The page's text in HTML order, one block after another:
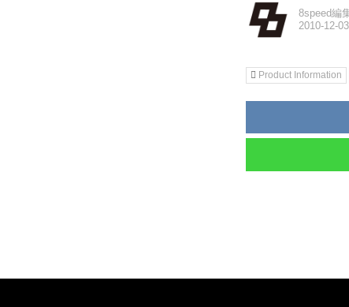
8speed編
Product Information